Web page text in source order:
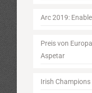
Arc 2019:
Preis von
Aspetar
Irish Champions